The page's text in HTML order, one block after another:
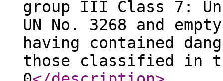
group III Class 7:
UN No. 3268 and
having contained
those classified in